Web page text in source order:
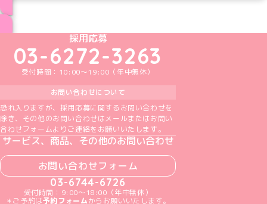
めいどりーみんTikTok公式アカウント
めいどりーみんX公式アカウント
めいどりーみんInstagram公式アカウント
めいどりーみんFacebook公式アカウン
めいどりーみんYouTube公式アカ
採用応募
03-6272-3263
受付時間：10:00～19:00（年中無休）
お問い合わせについて
恐れ入りますが、採用応募に関するお問い合わせを
除き、その他のお問い合わせはメールまたはお問い
合わせフォームよりご連絡をお願いいたします。
サービス、商品、その他のお問い合わせ
お問い合わせフォーム
03-6744-6726
受付時間：9:00～18:00（年中無休）
＊ご予約は予約フォームからお願いいたします。